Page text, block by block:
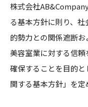
株式会社
る基本方針に則り、
的勢力との関係遮断お
美容室業に対する信
確保することを目的
関する基本方針」を定